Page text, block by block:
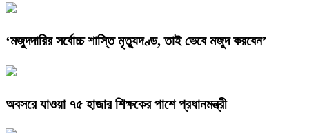
‘মজুদদারির সর্বোচ্চ শাস্তি মৃত্যুদণ্ড, তাই ভেবে মজুদ করবেন’
অবসরে যাওয়া ৭৫ হাজার শিক্ষকের পাশে প্রধানমন্ত্রী